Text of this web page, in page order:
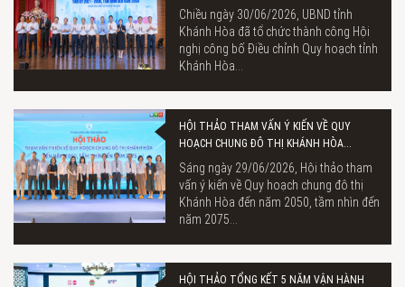
Chiều ngày 30/06/2026, UBND tỉnh
Khánh Hòa đã tổ chức thành công Hội
nghị công bố Điều chỉnh Quy hoạch tỉnh
Khánh Hòa...
HỘI THẢO THAM VẤN Ý KIẾN VỀ QUY
HOẠCH CHUNG ĐÔ THỊ KHÁNH HÒA...
Sáng ngày 29/06/2026, Hội thảo tham
vấn ý kiến về Quy hoạch chung đô thị
Khánh Hòa đến năm 2050, tầm nhìn đến
năm 2075...
HỘI THẢO TỔNG KẾT 5 NĂM VẬN HÀNH